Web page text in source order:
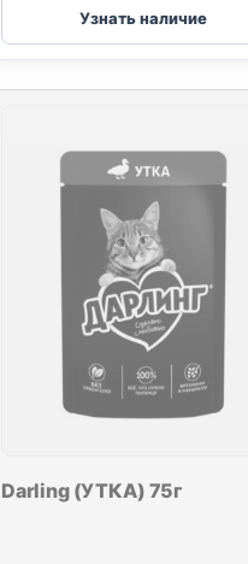
(ЛОСОСЬ)
Узнать наличие
Darling (УТКА) 75г